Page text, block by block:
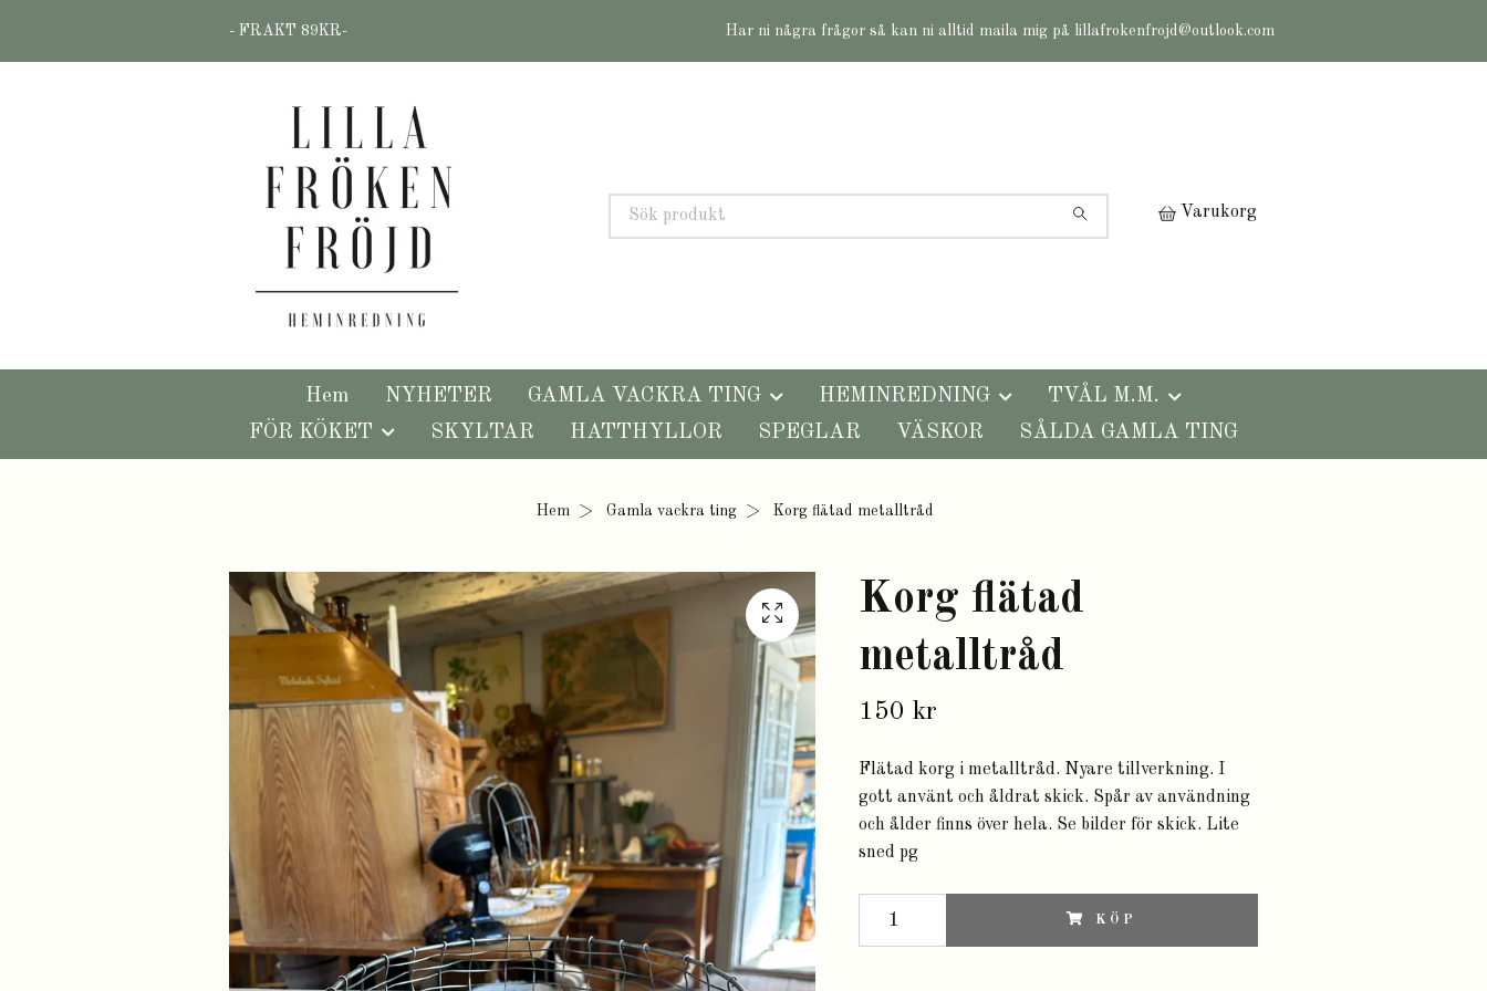
- FRAKT 89KR- Har ni några frågor så kan ni alltid maila mig på lillafrokenfrojd@outlook.com
Varukorg
Hem NYHETER GAMLA VACKRA TING HEMINREDNING
TVÅL M.M.
FÖR KÖKET
SKYLTAR HATTHYLLOR SPEGLAR VÄSKOR SÅLDA GAMLA TING
Hem Gamla vackra ting Korg flätad metalltråd
Korg flätad
metalltråd
150 kr
Flätad korg i metalltråd. Nyare tillverkning. I
gott använt och åldrat skick. Spår av användning
och ålder finns över hela. Se bilder för skick. Lite
sned pg
KÖP